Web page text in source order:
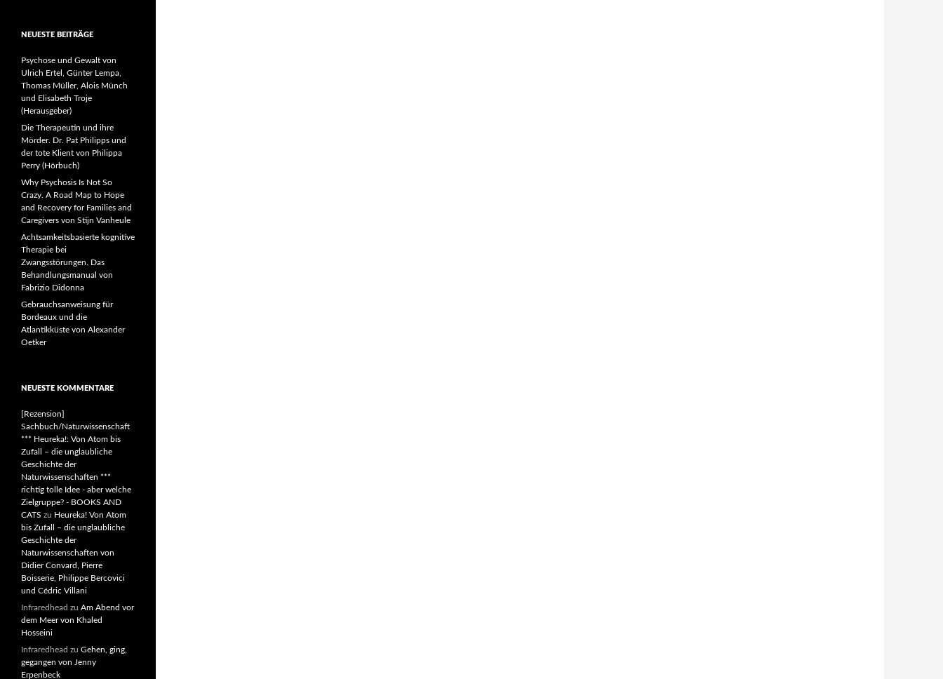
NEUESTE BEITRÄGE
Psychose und Gewalt von
Ulrich Ertel, Günter Lempa,
Thomas Müller, Alois Münch
und Elisabeth Troje
(Herausgeber)
Die Therapeutin und ihre
Mörder. Dr. Pat Philipps und
der tote Klient von Philippa
Perry (Hörbuch)
Why Psychosis Is Not So
Crazy. A Road Map to Hope
and Recovery for Families and
Caregivers von Stijn Vanheule
Achtsamkeitsbasierte kognitive
Therapie bei
Zwangsstörungen. Das
Behandlungsmanual von
Fabrizio Didonna
Gebrauchsanweisung für
Bordeaux und die
Atlantikküste von Alexander
Oetker
NEUESTE KOMMENTARE
[Rezension]
Sachbuch/Naturwissenschaft
*** Heureka!: Von Atom bis
Zufall – die unglaubliche
Geschichte der
Naturwissenschaften ***
richtig tolle Idee - aber welche
Zielgruppe? - BOOKS AND
CATS zu Heureka! Von Atom
bis Zufall – die unglaubliche
Geschichte der
Naturwissenschaften von
Didier Convard, Pierre
Boisserie, Philippe Bercovici
und Cédric Villani
Infraredhead zu Am Abend vor
dem Meer von Khaled
Hosseini
Infraredhead zu Gehen, ging,
gegangen von Jenny
Erpenbeck